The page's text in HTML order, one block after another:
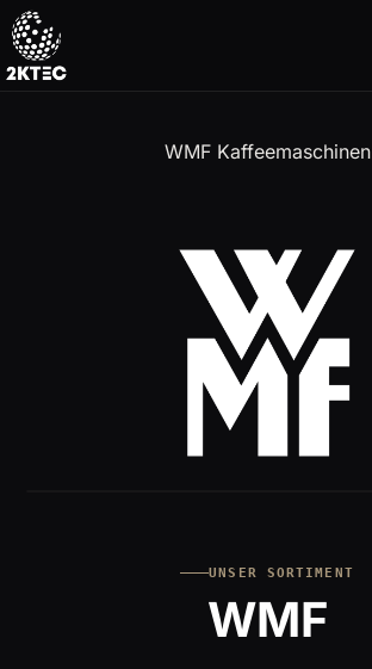
Zum
Inhalt
springen
WMF Kaffeemaschinen
UNSER SORTIMENT
WMF